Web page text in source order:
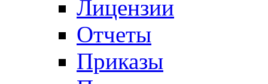
Лицензии
Отчеты
Приказы